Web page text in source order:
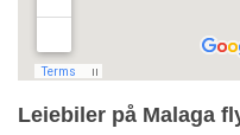
Leiebiler på Malaga